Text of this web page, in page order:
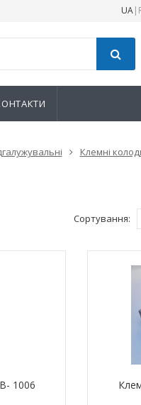
UA|
Клемні
Сортування:
1006